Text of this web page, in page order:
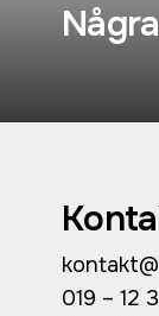
019 – 12